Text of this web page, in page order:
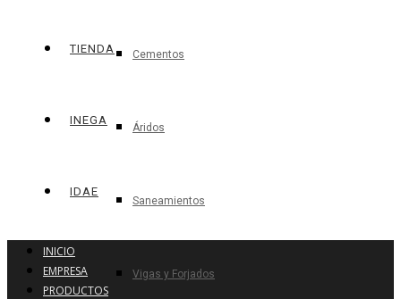
Cementos
Áridos
Saneamientos
Vigas y Forjados
TIENDA
INEGA
IDAE
INICIO
EMPRESA
PRODUCTOS